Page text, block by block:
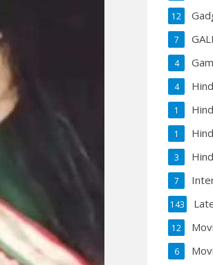
भरपूर प्यार
नई पारी शुरू करेंगे प्रेमचंद्र झा
12
7
4
4
1
1
3
7
143
12
6